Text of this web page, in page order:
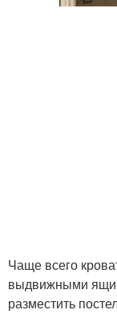
Чаще всего
выдвижными
разместить